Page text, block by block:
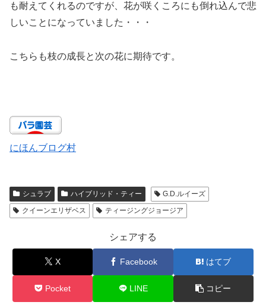
も耐えてくれるのですが、花が咲くころにも倒れ込んで悲
しいことになっていました・・・
こちらも枝の成長と次の花に期待です。
にほんブログ村
シュラブ ハイブリッド・ティー
G.D.ルイーズ
クイーンエリザベス
ティージングジョージア
シェアする
X Facebook はてブ
Pocket LINE コピー